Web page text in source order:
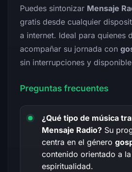
Puedes sintonizar Mensaje
gratis desde cualquier
a internet. Ideal para quienes
acompañar su jornada con
sin interrupciones y
Preguntas frecuentes
¿Qué tipo de música
Mensaje Radio? Su
centra en el género
contenido orientado a
espiritualidad.